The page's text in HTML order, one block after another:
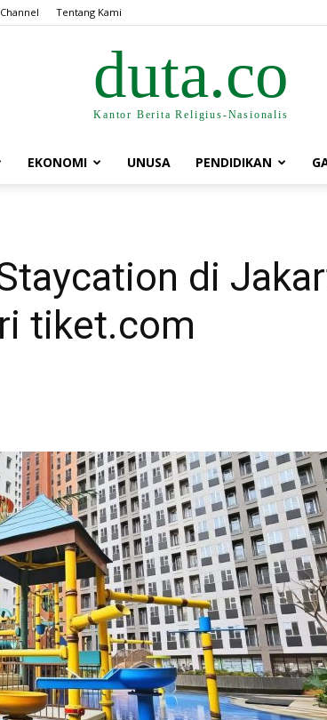
Tentang Kami
duta.co
Kantor Berita Religius-Nasionalis
EKONOMI UNUSA PENDIDIKAN
di
tiket.com